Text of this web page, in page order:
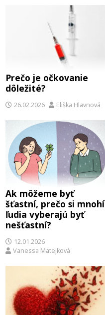
Prečo je očkovanie
dôležité?
26.02.2026 Eliška Hlavnová
Ak môžeme byť
šťastní, prečo si mnohí
ľudia vyberajú byť
nešťastní?
12.01.2026
Vanessa Matejková